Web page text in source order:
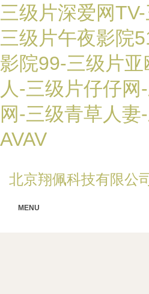
三级片深爱网
三级片午夜影院
影院99-三级片
人-三级片仔仔网
网-三级青草人妻
AVAV
北京翔佩科技有限公司
MENU